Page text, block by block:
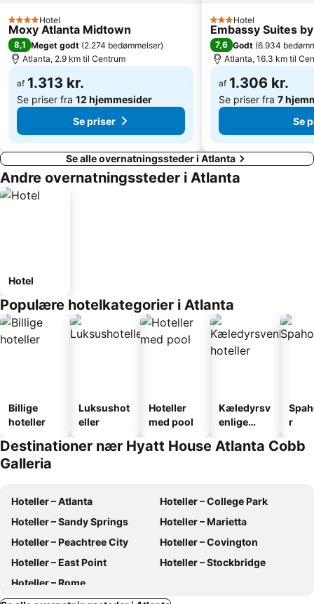
4 Stjerner
Hotel
Moxy Atlanta Midtown
8,1 Meget godt (2.274 bedømmelser)
Atlanta, 2.9 km til Centrum
af 1.313 kr.
Se priser fra 12 hjemmesider
Se priser
3 Stjerner
Hotel
Embassy Suites
7,6 Godt (6.934
Atlanta, 16.3 km til
af 1.306 kr.
Se priser fra 7
Se
Se alle overnatningssteder i Atlanta
Andre overnatningssteder i Atlanta
Hotel
Populære hotelkategorier i Atlanta
Billige
hoteller
Luksushot
eller
Hoteller
med pool
Kæledyrsv
enlige
r
Destinationer nær Hyatt House Atlanta Cobb
Galleria
Hoteller – Atlanta
Hoteller – College Park
Hoteller – Sandy Springs
Hoteller – Marietta
Hoteller – Peachtree City
Hoteller – Covington
Hoteller – East Point
Hoteller – Stockbridge
Hoteller – Rome